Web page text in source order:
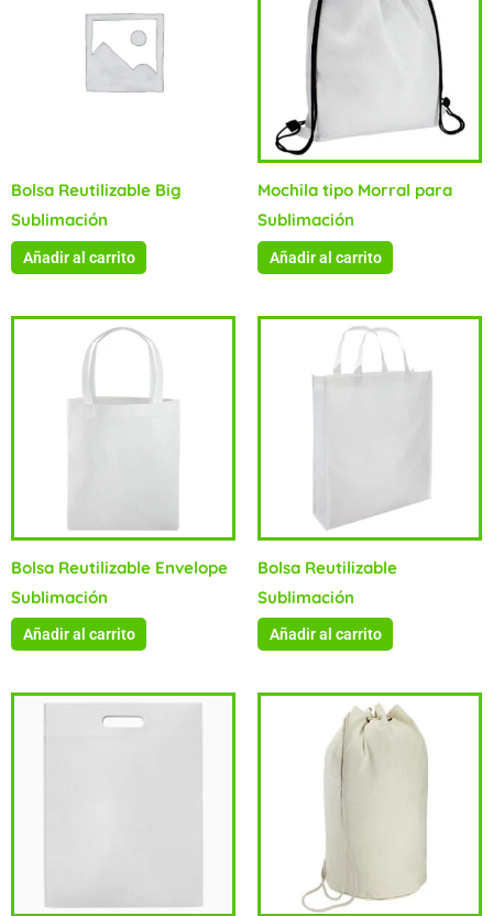
Bolsa Reutilizable Big
Sublimación
Añadir al carrito
Mochila tipo Morral para
Sublimación
Añadir al carrito
Bolsa Reutilizable Envelope
Sublimación
Añadir al carrito
Bolsa Reutilizable
Sublimación
Añadir al carrito